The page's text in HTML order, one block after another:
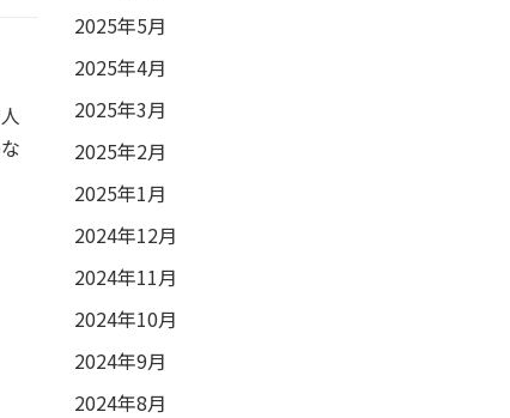
2025年5月
2025年4月
2025年3月
2025年2月
2025年1月
2024年12月
2024年11月
2024年10月
2024年9月
2024年8月